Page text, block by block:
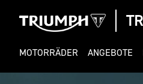
MOTORRÄDER ANGEBOTE